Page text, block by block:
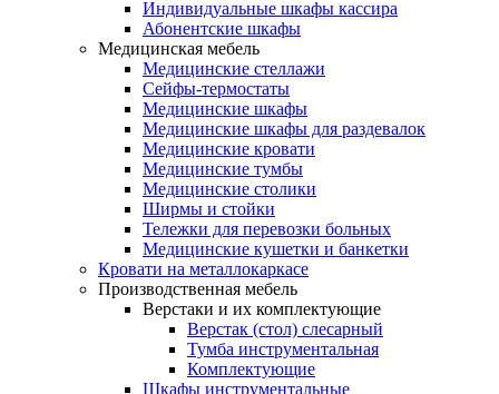
Индивидуальные шкафы кассира
Абонентские шкафы
Медицинская мебель
Медицинские стеллажи
Сейфы-термостаты
Медицинские шкафы
Медицинские шкафы для раздевалок
Медицинские кровати
Медицинские тумбы
Медицинские столики
Ширмы и стойки
Тележки для перевозки больных
Медицинские кушетки и банкетки
Кровати на металлокаркасе
Производственная мебель
Верстаки и их комплектующие
Верстак (стол) слесарный
Тумба инструментальная
Комплектующие
Шкафы инструментальные